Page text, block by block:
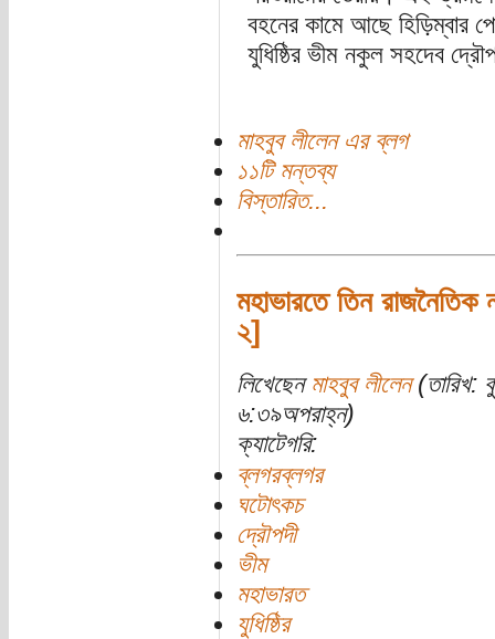
বহনের কামে আছে হিড়িম্বার
যুধিষ্ঠির ভীম নকুল সহদেব
মাহবুব লীলেন এর ব্লগ
১১টি মন্তব্য
বিস্তারিত...
মহাভারতে তিন
২]
লিখেছেন মাহবুব লীলেন(তারিখ:
৬:৩৯অপরাহ্ন)
ক্যাটেগরি:
ব্লগরব্লগর
ঘটোৎকচ
দ্রৌপদী
ভীম
মহাভারত
যুধিষ্ঠির